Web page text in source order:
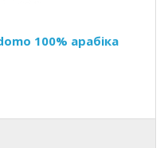
100% арабіка